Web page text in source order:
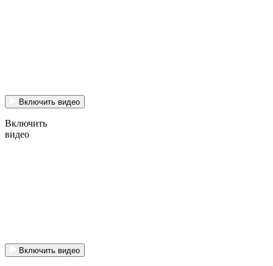
Включить видео
Включить
видео
Включить видео